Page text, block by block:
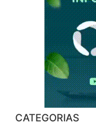
CATEGORIAS